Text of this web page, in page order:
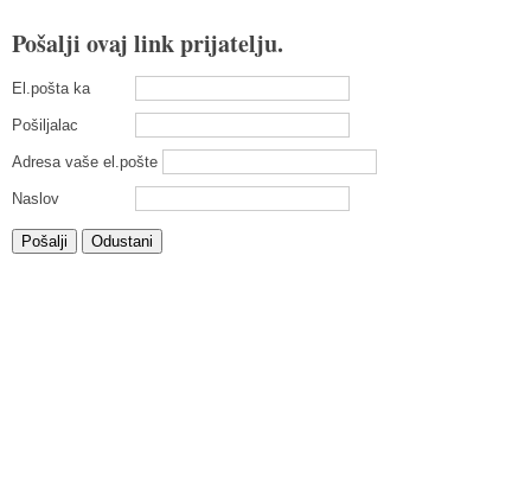
Pošalji ovaj link prijatelju.
El.pošta ka
Pošiljalac
Adresa vaše el.pošte
Naslov
Pošalji Odustani